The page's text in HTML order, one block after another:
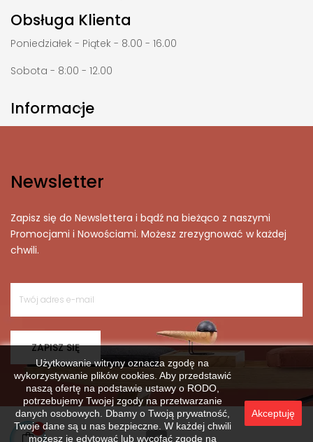
Obsługa Klienta
Poniedziałek - Piątek - 8.00 - 16.00
Sobota - 8:00 - 12.00
Informacje

Newsletter
Zapisz się do Newslettera i bądź na bieżąco z naszymi
Promocjami i Nowościami. Możesz zrezygnować w każdej
chwili.
ZAPISZ SIĘ
Użytkowanie witryny oznacza zgodę na
wykorzystywanie plików cookies. Aby przedstawić
naszą ofertę na podstawie ustawy o RODO,
potrzebujemy Twojej zgody na przetwarzanie
danych osobowych. Dbamy o Twoją prywatność,
Twoje dane są u nas bezpieczne. W każdej chwili
możesz je edytować lub wycofać zgodę na
Akceptuję